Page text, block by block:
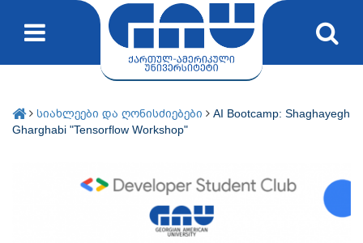
სიახლეები და ღონისძიებები
AI Bootcamp: Shaghayegh
Gharghabi "Tensorflow Workshop"